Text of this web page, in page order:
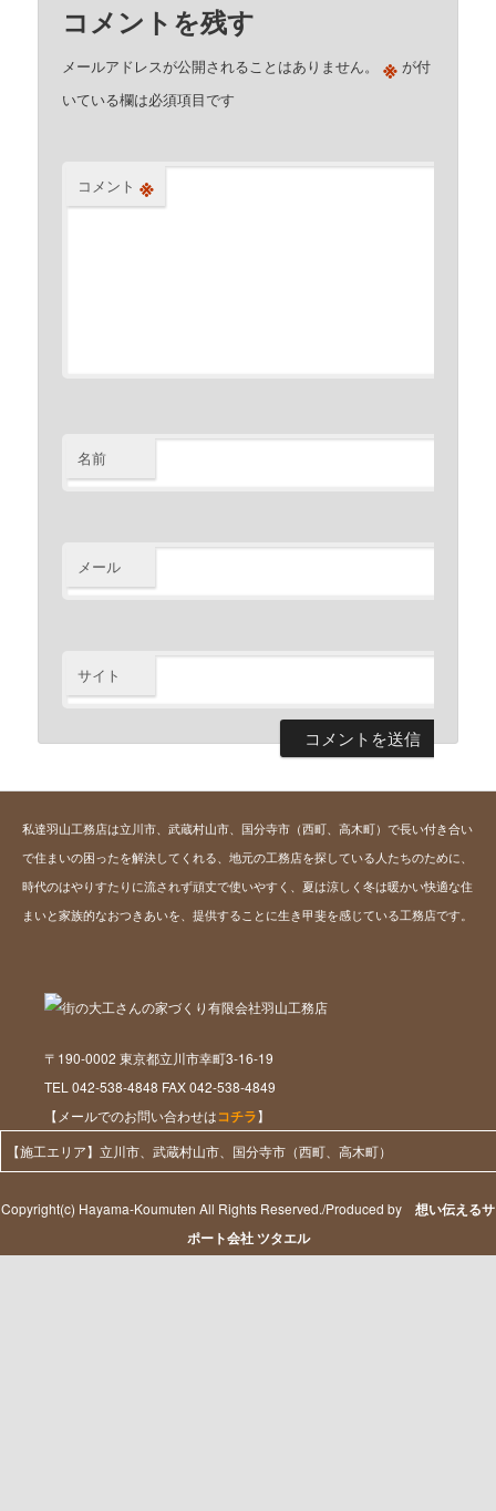
コメントを残す
メールアドレスが公開されることはありません。 ※ が付
いている欄は必須項目です
コメント ※
名前
メール
サイト
私達羽山工務店は立川市、武蔵村山市、国分寺市（西町、高木町）で長い付き合い
で住まいの困ったを解決してくれる、地元の工務店を探している人たちのために、
時代のはやりすたりに流されず頑丈で使いやすく、夏は涼しく冬は暖かい快適な住
まいと家族的なおつきあいを、提供することに生き甲斐を感じている工務店です。
〒190-0002 東京都立川市幸町3-16-19
TEL 042-538-4848 FAX 042-538-4849
【メールでのお問い合わせはコチラ】
【施工エリア】立川市、武蔵村山市、国分寺市（西町、高木町）
Copyright(c) Hayama-Koumuten All Rights Reserved./Produced by 想い伝えるサ
ポート会社 ツタエル